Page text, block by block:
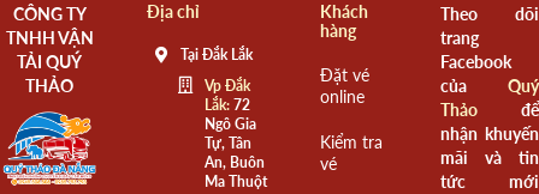
CÔNG TY
TNHH VẬN
TẢI QUÝ
THẢO
Địa chỉ
Tại Đắk Lắk
Vp Đắk
Lắk:72
Ngô Gia
Tự, Tân
An, Buôn
Ma Thuột
Khách
hàng
Đặt vé
online
Kiểm tra
vé
Theo dõi
trang
Facebook
của Quý
Thảođể
nhận khuyến
mãi và tin
tức mới